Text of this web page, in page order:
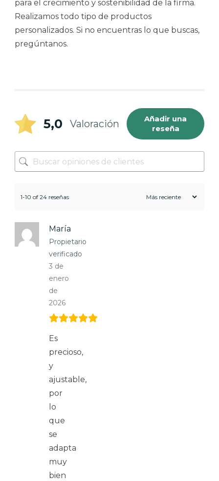
para el crecimiento y sostenibilidad de la firma.
Realizamos todo tipo de productos
personalizados. Si no encuentras lo que buscas,
pregúntanos.
5,0 Valoración
Añadir una
reseña
1-10 of 24 reseñas
María
Propietario
verificado
3 de
enero
de
2026
Es
precioso,
y
ajustable,
por
lo
que
se
adapta
muy
bien